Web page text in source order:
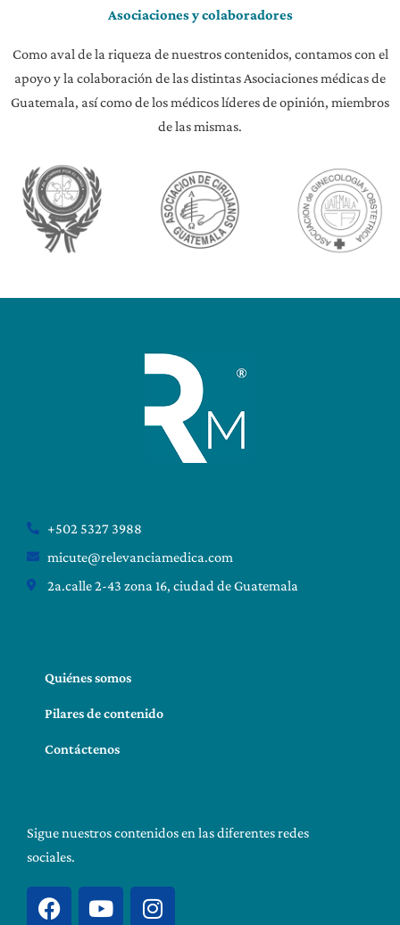
Asociaciones y colaboradores
Como aval de la riqueza de nuestros contenidos, contamos con el
apoyo y la colaboración de las distintas Asociaciones médicas de
Guatemala, así como de los médicos líderes de opinión, miembros
de las mismas.
+502 5327 3988
micute@relevanciamedica.com
2a.calle 2-43 zona 16, ciudad de Guatemala
Quiénes somos
Pilares de contenido
Contáctenos
Sigue nuestros contenidos en las diferentes redes
sociales.
F
a
Y
o
I
n